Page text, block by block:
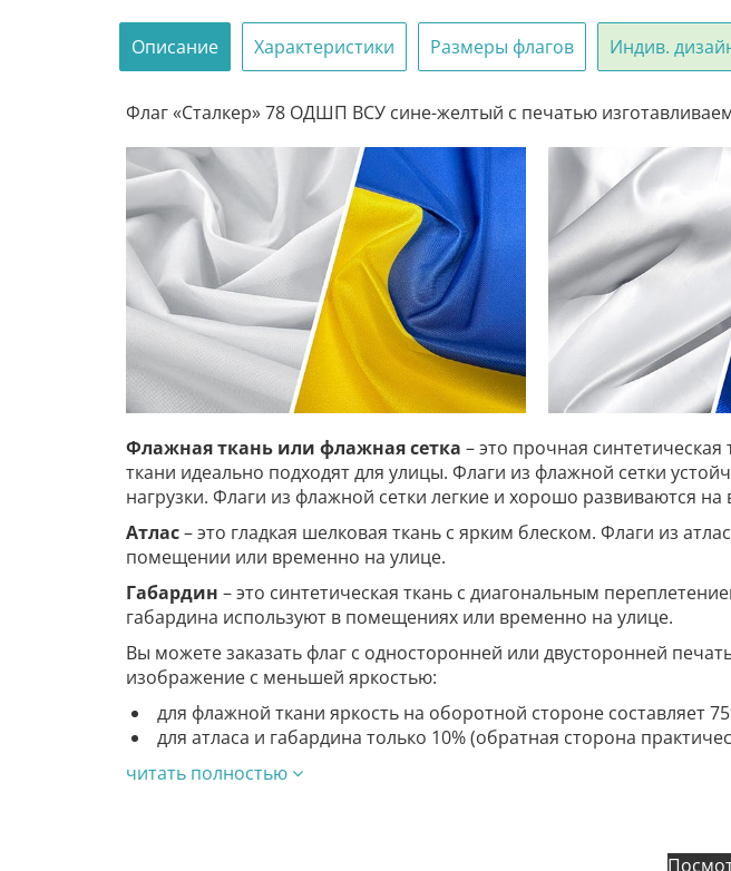
Описание Характеристики Размеры флагов Индив.
Флаг «Сталкер» 78 ОДШП ВСУ сине-желтый с печатью
Флажная ткань или флажная сетка – это прочная
ткани идеально подходят для улицы. Флаги из флажной сетки
нагрузки. Флаги из флажной сетки легкие и хорошо развиваются
Атлас– это гладкая шелковая ткань с ярким блеском. Флаги из
помещении или временно на улице.
Габардин – это синтетическая ткань с диагональным
габардина используют в помещениях или временно на улице.
Вы можете заказать флаг с односторонней или двусторонней
изображение с меньшей яркостью:
для флажной ткани яркость на оборотной стороне составляет
для атласа и габардина только 10% (обратная сторона
читать полностью